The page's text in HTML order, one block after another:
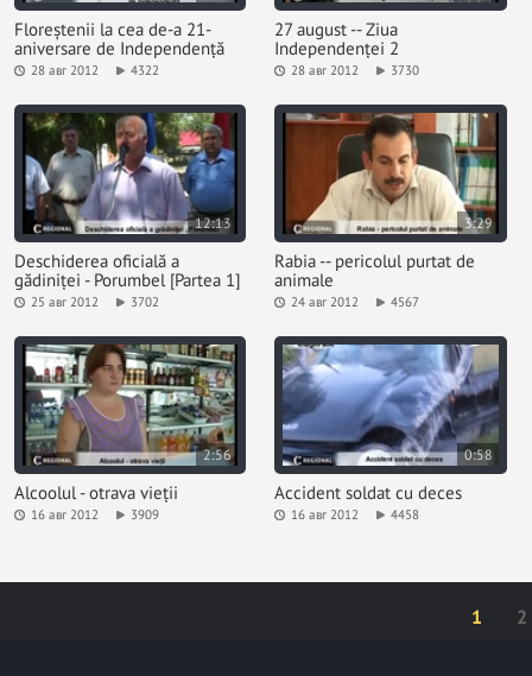
Floreștenii la cea de-a 21-
aniversare de Independență
28 авг 2012 4322
27 august -- Ziua
Independenței 2
28 авг 2012 3730
12:13
Deschiderea oficială a
gădiniței - Porumbel [Partea 1]
25 авг 2012 3702
3:29
Rabia -- pericolul purtat de
animale
24 авг 2012 4567
2:56
Alcoolul - otrava vieții
16 авг 2012 3909
0:58
Accident soldat cu deces
16 авг 2012 4458
1 2